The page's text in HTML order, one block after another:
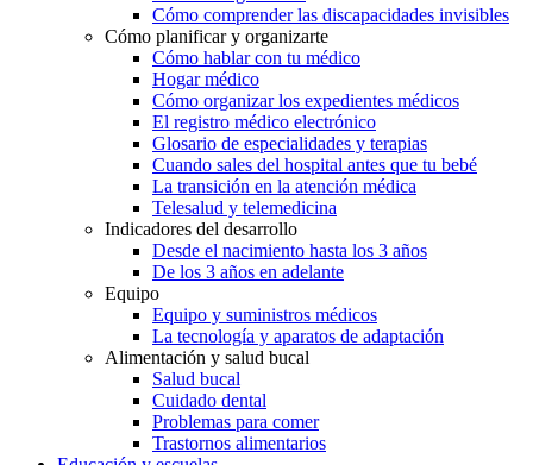
Cómo comprender las discapacidades invisibles
Cómo planificar y organizarte
Cómo hablar con tu médico
Hogar médico
Cómo organizar los expedientes médicos
El registro médico electrónico
Glosario de especialidades y terapias
Cuando sales del hospital antes que tu bebé
La transición en la atención médica
Telesalud y telemedicina
Indicadores del desarrollo
Desde el nacimiento hasta los 3 años
De los 3 años en adelante
Equipo
Equipo y suministros médicos
La tecnología y aparatos de adaptación
Alimentación y salud bucal
Salud bucal
Cuidado dental
Problemas para comer
Trastornos alimentarios